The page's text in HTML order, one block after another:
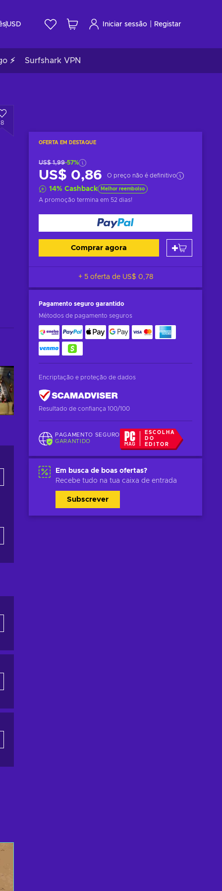
USD Iniciar sessão Registar
⚡ Surfshark VPN
8
OFERTA EM DESTAQUE
US$ 1,99-57%
US$ 0,86 O preço não é definitivo
14% Cashback Melhor reembolso
A promoção termina em 52 dias!
Comprar agora
+ 5 oferta de US$ 0,78
Pagamento seguro garantido
Métodos de pagamento seguros
Encriptação e proteção de dados
Resultado de confiança 100/100
PAGAMENTO SEGURO
GARANTIDO
ESCOLHA
DO
EDITOR
Em busca de boas ofertas?
Recebe tudo na tua caixa de entrada
Subscrever